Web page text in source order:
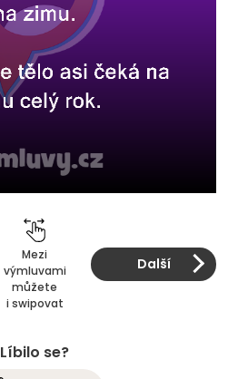
Mezi
výmluvami
můžete
i swipovat
Další
Líbilo se?